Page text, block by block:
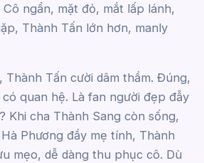
ngẩn, mặt đỏ, mắt lấp lánh,
Thành Tấn lớn hơn, manly
Thành Tấn cười dâm thầm. Đúng,
quan hệ. Là fan người đẹp đẫy
Khi cha Thành Sang còn sống,
Phương đầy mẹ tính, Thành
mẹo, dễ dàng thu phục cô. Dù